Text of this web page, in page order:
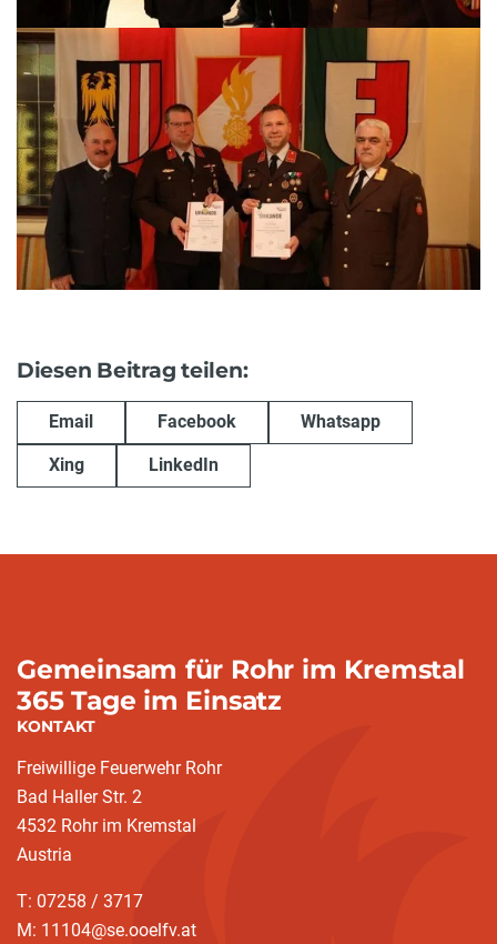
Diesen Beitrag teilen:
Email Facebook Whatsapp
Xing LinkedIn
Gemeinsam für Rohr im Kremstal
365 Tage im Einsatz
KONTAKT
Freiwillige Feuerwehr Rohr
Bad Haller Str. 2
4532 Rohr im Kremstal
Austria
T: 07258 / 3717
M: 11104@se.ooelfv.at